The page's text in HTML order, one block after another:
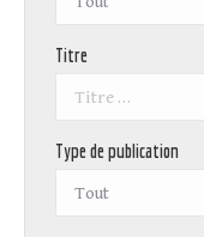
Titre
Type de publication